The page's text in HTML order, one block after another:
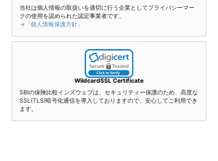
当社は個人情報の取扱いを適切に行う企業としてプライバシーマー
クの使用を認められた認定事業者です。
→「個人情報保護方針」
WildcardSSL Certificate
SBIの保険比較インズウェブは、セキュリティー保護のため、高度な
SSL(TLS)暗号化通信を導入しておりますので、安心してご利用でき
ます。